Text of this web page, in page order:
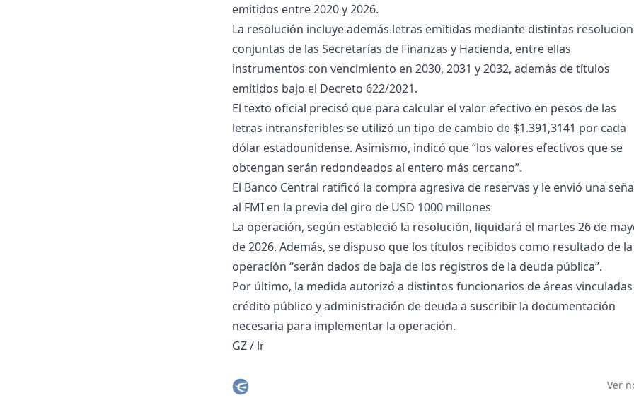
emitidos entre 2020 y 2026.
La resolución incluye además letras emitidas mediante distintas
conjuntas de las Secretarías de Finanzas y Hacienda, entre ellas
instrumentos con vencimiento en 2030, 2031 y 2032, además de títulos
emitidos bajo el Decreto 622/2021.
El texto oficial precisó que para calcular el valor efectivo en pesos de las
letras intransferibles se utilizó un tipo de cambio de $1.391,3141 por cada
dólar estadounidense. Asimismo, indicó que “los valores efectivos que se
obtengan serán redondeados al entero más cercano”.
El Banco Central ratificó la compra agresiva de reservas y le envió una
al FMI en la previa del giro de USD 1000 millones
La operación, según estableció la resolución, liquidará el martes 26 de
de 2026. Además, se dispuso que los títulos recibidos como resultado de la
operación “serán dados de baja de los registros de la deuda pública”.
Por último, la medida autorizó a distintos funcionarios de áreas vinculadas
crédito público y administración de deuda a suscribir la documentación
necesaria para implementar la operación.
GZ / lr
Ver